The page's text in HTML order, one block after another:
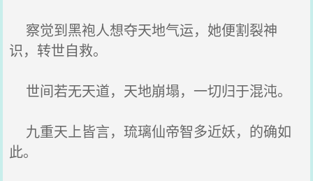
察觉到黑袍人想夺天地气运，她便割裂神
识，转世自救。
世间若无天道，天地崩塌，一切归于混沌。
九重天上皆言，琉璃仙帝智多近妖，的确如
此。